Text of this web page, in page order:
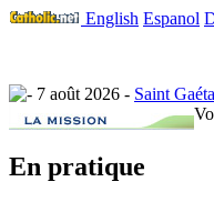
English Espanol
7 août 2026 - Saint
En pratique